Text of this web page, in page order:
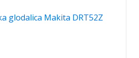
glodalica Makita DRT52Z